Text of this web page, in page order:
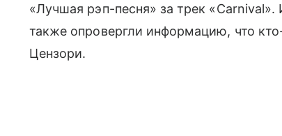
«Лучшая рэп-песня» за трек
также опровергли информацию, что
Цензори.